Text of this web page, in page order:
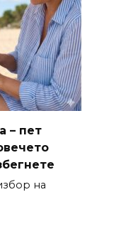
– пет
на